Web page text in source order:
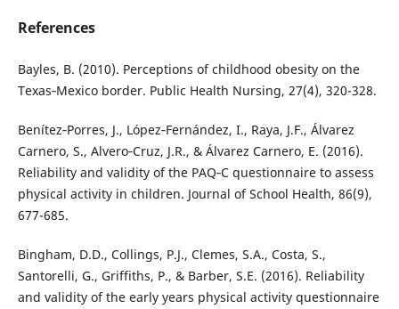
References
Bayles, B. (2010). Perceptions of childhood obesity on the
Texas‐Mexico border. Public Health Nursing, 27(4), 320-328.
Benítez‐Porres, J., López‐Fernández, I., Raya, J.F., Álvarez
Carnero, S., Alvero‐Cruz, J.R., & Álvarez Carnero, E. (2016).
Reliability and validity of the PAQ‐C questionnaire to assess
physical activity in children. Journal of School Health, 86(9),
677-685.
Bingham, D.D., Collings, P.J., Clemes, S.A., Costa, S.,
Santorelli, G., Griffiths, P., & Barber, S.E. (2016). Reliability
and validity of the early years physical activity questionnaire